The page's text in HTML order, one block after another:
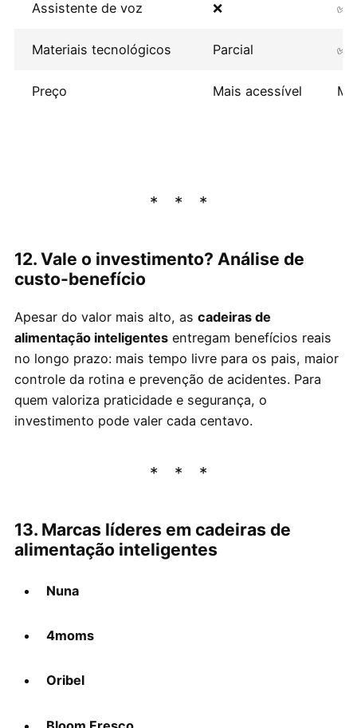
Assistente de voz ❌ ✅
Materiais tecnológicos Parcial ✅
Preço Mais acessível
12. Vale o investimento? Análise de
custo-benefício
Apesar do valor mais alto, as cadeiras de
alimentação inteligentesentregam benefícios reais
no longo prazo: mais tempo livre para os pais, maior
controle da rotina e prevenção de acidentes. Para
quem valoriza praticidade e segurança, o
investimento pode valer cada centavo.
13. Marcas líderes em cadeiras de
alimentação inteligentes
Nuna
4moms
Oribel